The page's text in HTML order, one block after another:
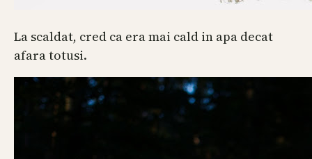
La scaldat, cred ca era mai cald in apa decat
afara totusi.